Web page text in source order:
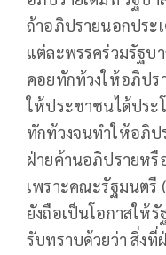
ถ้าอภิปรายนอกประ
แต่ละพรรคร่วมรัฐบ
คอยทักท้วงให้อภิปร
ให้ประชาชนได้ประ
ทักท้วงจนทำให้อภิป
ฝ่ายค้านอภิปรายหรื
เพราะคณะรัฐมนตรี
ยังถือเป็นโอกาสให้
รับทราบด้วยว่า สิ่ง